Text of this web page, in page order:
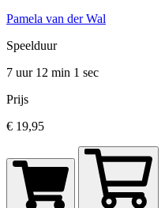
Pamela van der Wal
Speelduur
7 uur 12 min 1 sec
Prijs
€ 19,95